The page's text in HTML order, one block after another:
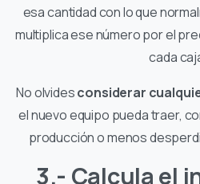
esa cantidad con lo que
multiplica ese número por el
cada
No olvidesconsiderar
el nuevo equipo pueda traer,
producción o menos
3.- Calcula el